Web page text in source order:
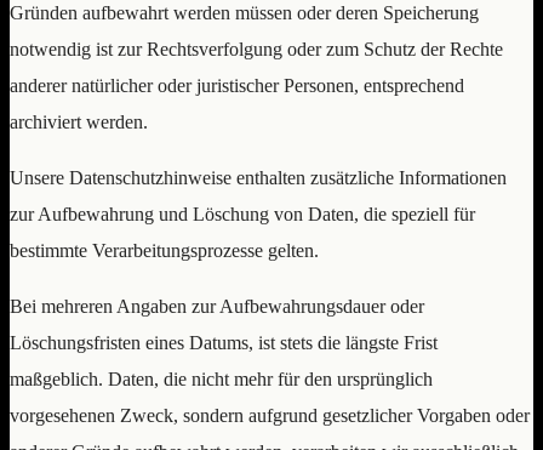
Gründen aufbewahrt werden müssen oder deren Speicherung
notwendig ist zur Rechtsverfolgung oder zum Schutz der Rechte
anderer natürlicher oder juristischer Personen, entsprechend
archiviert werden.
Unsere Datenschutzhinweise enthalten zusätzliche Informationen
zur Aufbewahrung und Löschung von Daten, die speziell für
bestimmte Verarbeitungsprozesse gelten.
Bei mehreren Angaben zur Aufbewahrungsdauer oder
Löschungsfristen eines Datums, ist stets die längste Frist
maßgeblich. Daten, die nicht mehr für den ursprünglich
vorgesehenen Zweck, sondern aufgrund gesetzlicher Vorgaben oder